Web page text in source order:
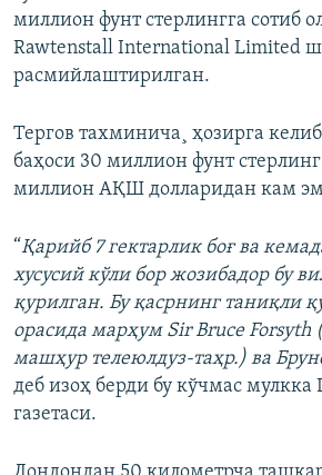
миллион фунт стерлингга сотиб
Rawtenstall International Limited
расмийлаштирилган.
Тергов тахминича¸ ҳозирга
баҳоси 30 миллион фунт
миллион АҚШ долларидан кам
“Қарийб 7 гектарлик боғ ва
хусусий кўли бор жозибадор бу
қурилган. Бу қасрнинг таниқли
орасида марҳум Sir Bruce Forsyth
машҳур телеюлдуз-таҳр.) ва
деб изоҳ берди бу кўчмас мулкка
газетаси.